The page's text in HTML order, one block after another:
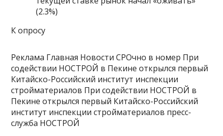
(2.3%)
К опросу
Реклама Главная Новости СРОчно в номер При
содействии НОСТРОЙ в Пекине открылся первый
Китайско-Российский институт инспекции
стройматериалов При содействии НОСТРОЙ в
Пекине открылся первый Китайско-Российский
институт инспекции стройматериалов пресс-
служба НОСТРОЙ